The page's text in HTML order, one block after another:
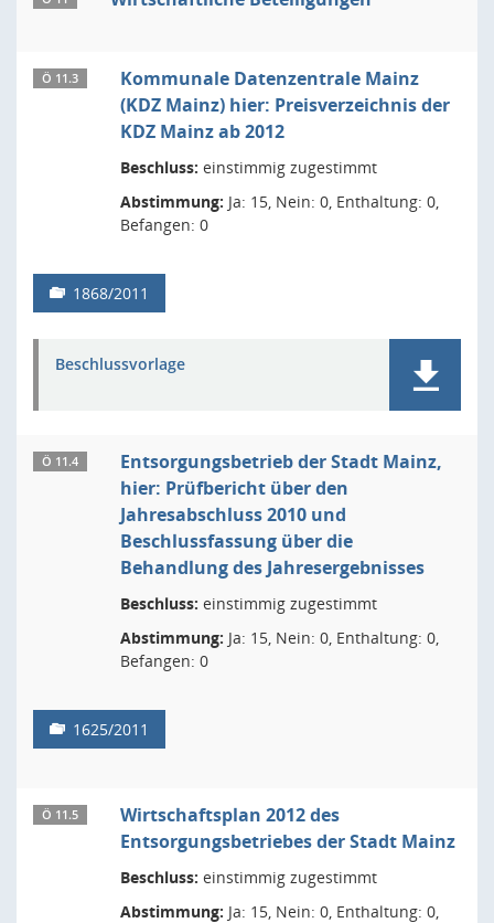
Ö 11.3
Kommunale Datenzentrale Mainz
(KDZ Mainz) hier: Preisverzeichnis der
KDZ Mainz ab 2012
Beschluss: einstimmig zugestimmt
Abstimmung: Ja: 15, Nein: 0, Enthaltung: 0,
Befangen: 0
1868/2011
Beschlussvorlage
Ö 11.4
Entsorgungsbetrieb der Stadt Mainz,
hier: Prüfbericht über den
Jahresabschluss 2010 und
Beschlussfassung über die
Behandlung des Jahresergebnisses
Beschluss: einstimmig zugestimmt
Abstimmung: Ja: 15, Nein: 0, Enthaltung: 0,
Befangen: 0
1625/2011
Ö 11.5
Wirtschaftsplan 2012 des
Entsorgungsbetriebes der Stadt Mainz
Beschluss: einstimmig zugestimmt
Abstimmung: Ja: 15, Nein: 0, Enthaltung: 0,